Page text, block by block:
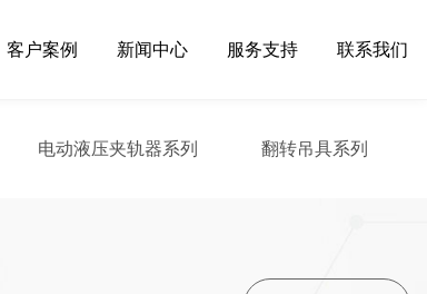
客户案例 新闻中心 服务支持 联系我们
电动液压夹轨器系列 翻转吊具系列